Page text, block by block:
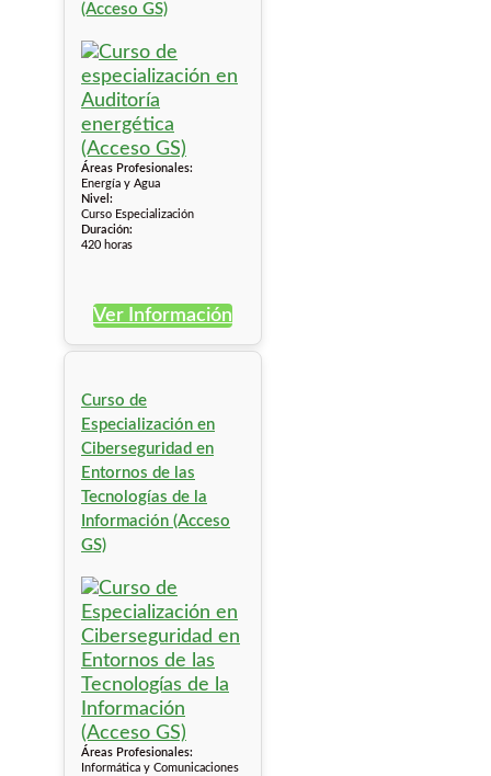
(Acceso GS)
Áreas Profesionales:
Energía y Agua
Nivel:
Curso Especialización
Duración:
420 horas
Ver Información
Curso de
Especialización en
Ciberseguridad en
Entornos de las
Tecnologías de la
Información (Acceso
GS)
Áreas Profesionales:
Informática y Comunicaciones